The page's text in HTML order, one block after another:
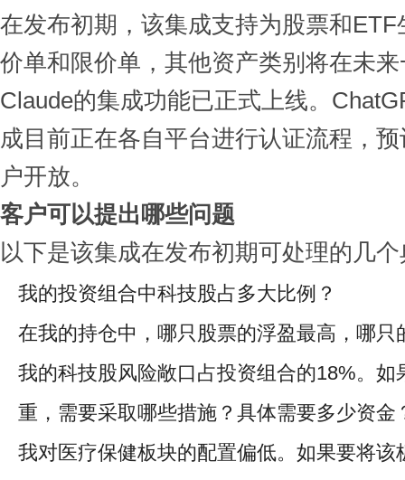
在发布初期，该集成支持为股票和
价单和限价单，其他资产类别将在未
Claude的集成功能已正式上线。
成目前正在各自平台进行认证流程，
户开放。
客户可以提出哪些问题
以下是该集成在发布初期可处理的几
我的投资组合中科技股占多大比例？
在我的持仓中，哪只股票的浮盈最高，哪只
我的科技股风险敞口占投资组合的18%。
重，需要采取哪些措施？具体需要多少资金
我对医疗保健板块的配置偏低。如果要将